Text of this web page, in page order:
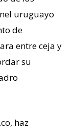
uruguayo
de
entre ceja y
su
haz